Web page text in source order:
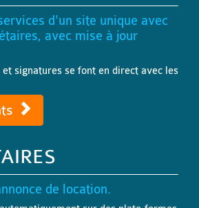
d'un site unique avec
avec mise à jour
et signatures se font en direct avec les
de location.